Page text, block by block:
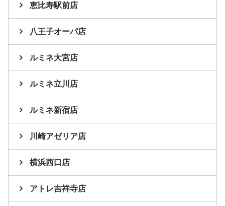
恵比寿駅前店
八王子オーパ店
ルミネ大宮店
ルミネ立川店
ルミネ新宿店
川崎アゼリア店
横浜西口店
アトレ吉祥寺店